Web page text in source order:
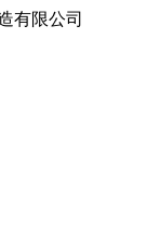
有限公司